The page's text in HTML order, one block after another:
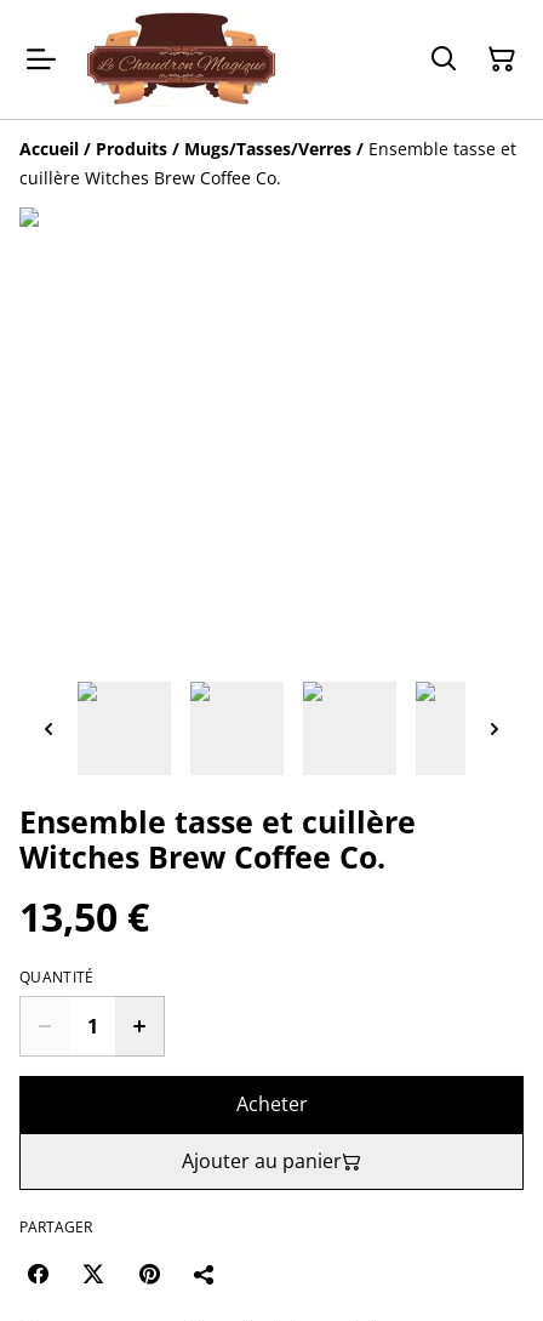
Accueil / Produits / Mugs/Tasses/Verres / Ensemble tasse et
cuillère Witches Brew Coffee Co.
Ensemble tasse et cuillère
Witches Brew Coffee Co.
13,50 €
QUANTITÉ
Acheter
Ajouter au panier
PARTAGER